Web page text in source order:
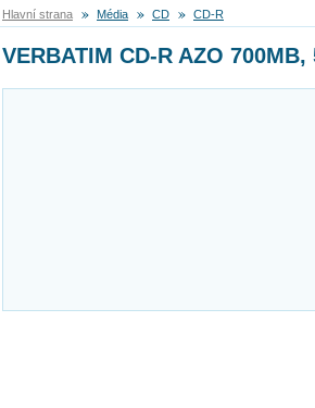
Hlavní strana Média CD CD-R
VERBATIM CD-R AZO